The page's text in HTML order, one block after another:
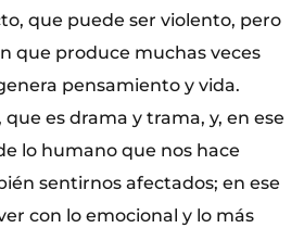
que puede ser violento, pero
que produce muchas veces
pensamiento y vida.
es drama y trama, y, en ese
lo humano que nos hace
sentirnos afectados; en ese
con lo emocional y lo más